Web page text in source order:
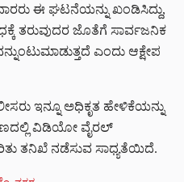
ಈ ಘಟನೆಯನ್ನು ಖಂಡಿಸಿದ್ದು,
ತರುವುದರ ಜೊತೆಗೆ ಸಾರ್ವಜನಿಕ
ಎಂದು ಆಕ್ಷೇಪ
ಇನ್ನೂ ಅಧಿಕೃತ ಹೇಳಿಕೆಯನ್ನು
ವಿಡಿಯೋ ವೈರಲ್
ತನಿಖೆ ನಡೆಸುವ ಸಾಧ್ಯತೆಯಿದೆ.